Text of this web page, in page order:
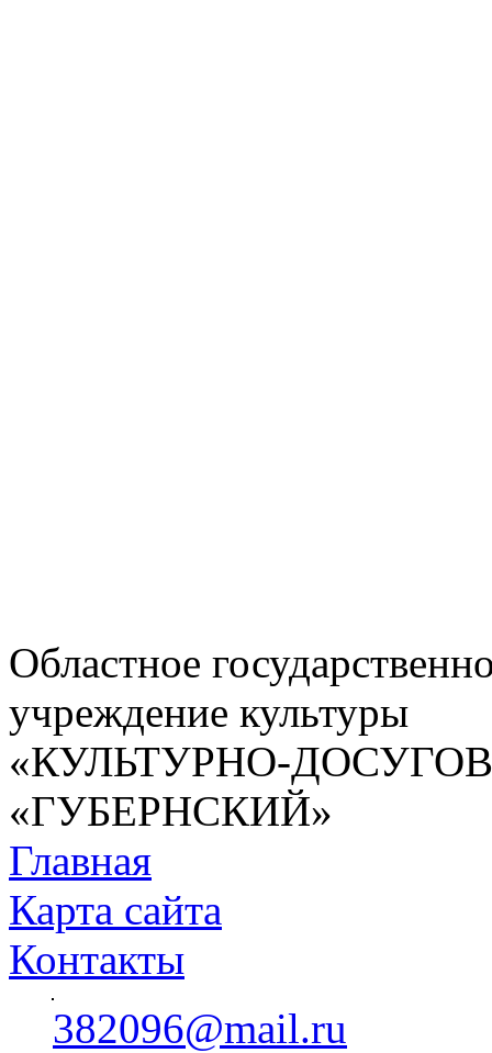
Областное
учреждение культуры
«КУЛЬТУРНО-
«ГУБЕРНСКИЙ»
Главная
Карта сайта
Контакты
382096@mail.ru